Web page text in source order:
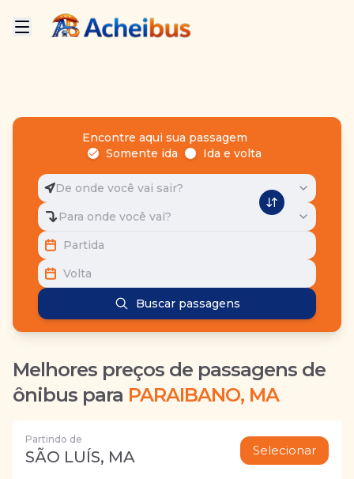
Encontre aqui sua passagem
Somente ida
Ida e volta
De onde você vai sair?
Para onde você vai?
Partida
Volta
Buscar passagens
Melhores preços de passagens de
ônibus para PARAIBANO, MA
Partindo de
SÃO LUÍS, MA Selecionar